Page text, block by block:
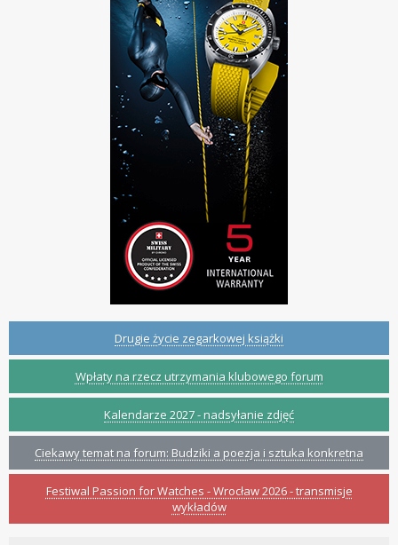
Drugie życie zegarkowej książki
Wpłaty na rzecz utrzymania klubowego forum
Kalendarze 2027 - nadsyłanie zdjęć
Ciekawy temat na forum: Budziki a poezja i sztuka konkretna
Festiwal Passion for Watches - Wrocław 2026 - transmisje
wykładów